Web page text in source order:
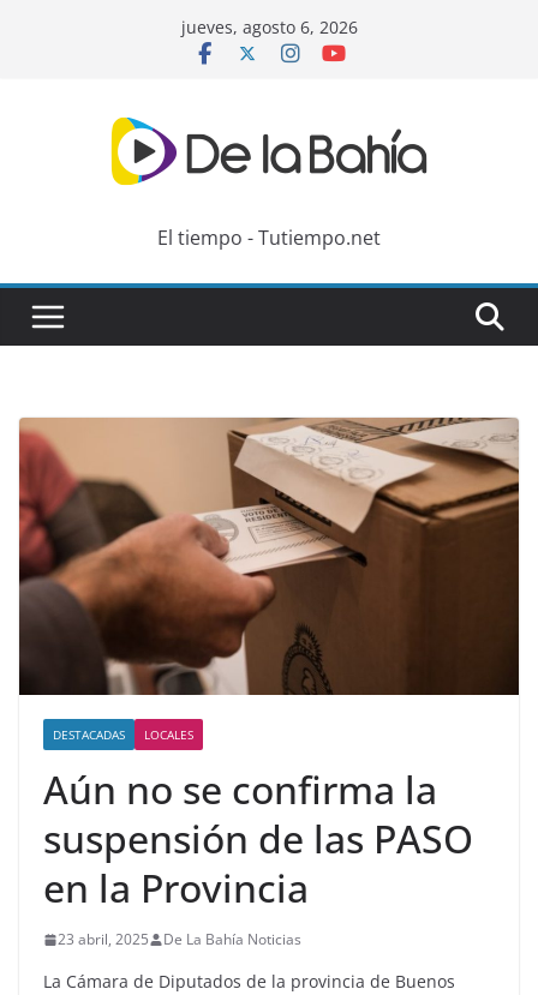
jueves, agosto 6, 2026
El tiempo - Tutiempo.net
DESTACADAS LOCALES
Aún no se confirma la
suspensión de las PASO
en la Provincia
23 abril, 2025 De La Bahía Noticias
La Cámara de Diputados de la provincia de Buenos